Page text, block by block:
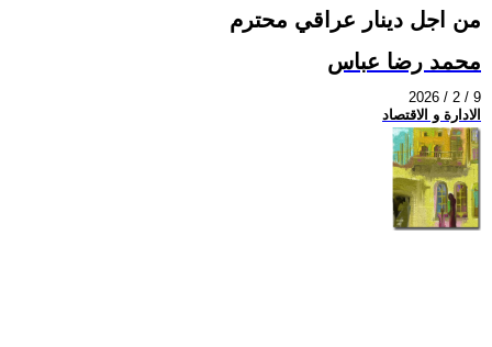
من اجل دينار عراقي محترم
محمد رضا عباس
2026 / 2 / 9
الادارة و الاقتصاد